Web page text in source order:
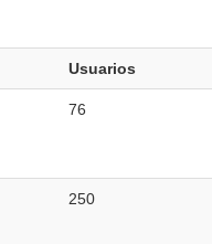
Usuarios
76
250